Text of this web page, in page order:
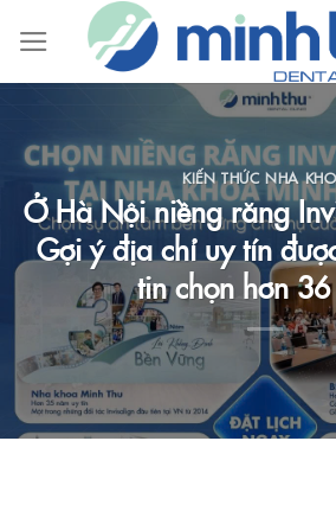
content
KIẾN THỨC NHA
Ở Hà Nội niềng răng
Gợi ý địa chỉ uy tín
tin chọn hơn